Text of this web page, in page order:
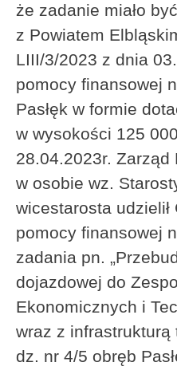
że zadanie miało
z Powiatem
LIII/3/2023 z dnia
pomocy finansowej
Pasłęk w formie
w wysokości 125
28.04.2023r. Zarząd
w osobie wz.
wicestarosta udzielił
pomocy finansowej
zadania pn.
dojazdowej do
Ekonomicznych i
wraz z infrastrukturą
dz. nr 4/5 obręb